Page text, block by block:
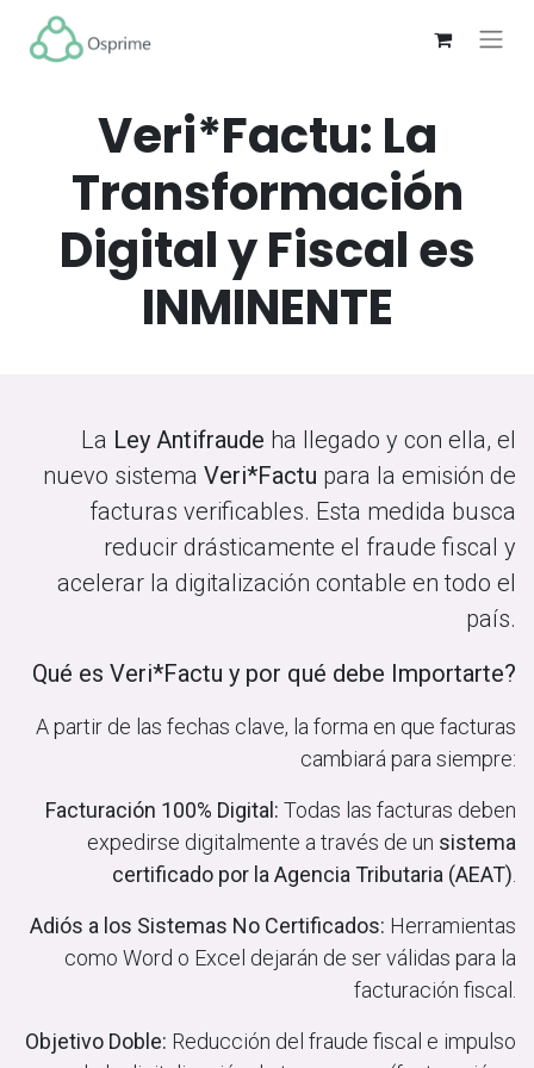
Veri*Factu: La
Transformación
Digital y Fiscal es
INMINENTE
La Ley Antifraude ha llegado y con ella, el
nuevo sistema Veri*Factu para la emisión de
facturas verificables. Esta medida busca
reducir drásticamente el fraude fiscal y
acelerar la digitalización contable en todo el
país.
Qué es Veri*Factu y por qué debe Importarte?
A partir de las fechas clave, la forma en que facturas
cambiará para siempre:
Facturación 100% Digital: Todas las facturas deben
expedirse digitalmente a través de un sistema
certificado por la Agencia Tributaria (AEAT)
Adiós a los Sistemas No Certificados: Herramientas
como Word o Excel dejarán de ser válidas para la
facturación fiscal.
Objetivo Doble: Reducción del fraude fiscal e impulso